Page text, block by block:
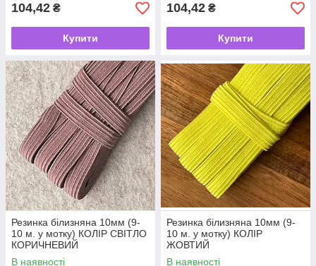
104,42 ₴
Купити
104,42 ₴
Купити
Резинка білизняна 10мм (9-
10 м. у мотку) КОЛІР СВІТЛО
КОРИЧНЕВИЙ
В наявності
Резинка білизняна 10мм (9-
10 м. у мотку) КОЛІР
ЖОВТИЙ
В наявності